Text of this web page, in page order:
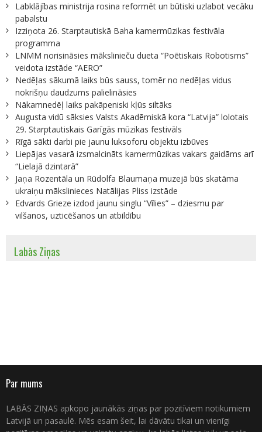
Labklājības ministrija rosina reformēt un būtiski uzlabot vecāku
pabalstu
Izziņota 26. Starptautiskā Baha kamermūzikas festivāla
programma
LNMM norisināsies mākslinieču dueta “Poētiskais Robotisms”
veidota izstāde “AERO”
Nedēļas sākumā laiks būs sauss, tomēr no nedēļas vidus
nokrišņu daudzums palielināsies
Nākamnedēļ laiks pakāpeniski kļūs siltāks
Augusta vidū sāksies Valsts Akadēmiskā kora “Latvija” lolotais
29. Starptautiskais Garīgās mūzikas festivāls
Rīgā sākti darbi pie jaunu luksoforu objektu izbūves
Liepājas vasarā izsmalcināts kamermūzikas vakars gaidāms arī
“Lielajā dzintarā”
Jaņa Rozentāla un Rūdolfa Blaumaņa muzejā būs skatāma
ukraiņu mākslinieces Natālijas Pliss izstāde
Edvards Grieze izdod jaunu singlu “Vīlies” – dziesmu par
vilšanos, uzticēšanos un atbildību
Labās Ziņas
Par mums
LABĀS ZIŅAS apkopo jaunākās ziņas par pozitīviem notikumiem
Latvijā un pasaulē. Mēs esam šeit, lai dāvātu tikai un vienīgi